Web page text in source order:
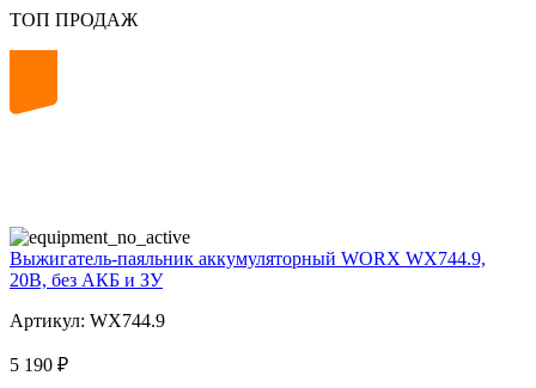
ТОП ПРОДАЖ
Выжигатель-паяльник аккумуляторный WORX WX744.9,
20В, без АКБ и ЗУ
Артикул: WX744.9
5 190 ₽